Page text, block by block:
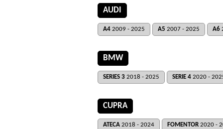
AUDI
A4 2009 - 2025 A5 2007 - 2025 A6
BMW
SERIES 3 2018 - 2025 SERIE 4 2020 -
CUPRA
ATECA 2018 - 2024 FOMENTOR 2020 -